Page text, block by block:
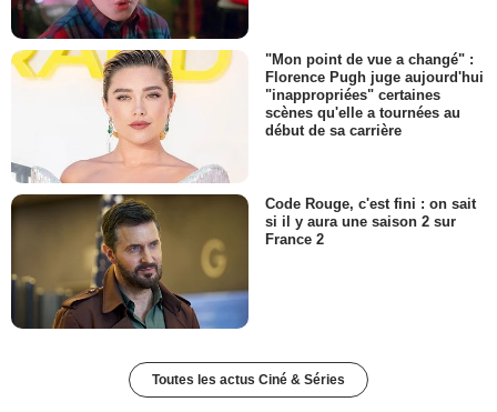
"Mon point de vue a changé" :
Florence Pugh juge aujourd'hui
"inappropriées" certaines
scènes qu'elle a tournées au
début de sa carrière
Code Rouge, c'est fini : on sait
si il y aura une saison 2 sur
France 2
Toutes les actus Ciné & Séries